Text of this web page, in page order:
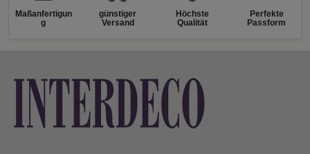
Maßanfertigun
g
günstiger
Versand
Höchste
Qualität
Perfekte
Passform